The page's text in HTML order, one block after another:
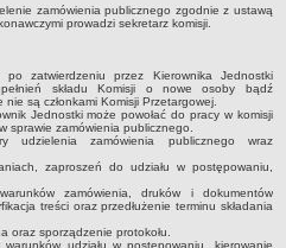
zamówienia publicznego zgodnie z ustawą
prowadzi sekretarz komisji.
zatwierdzeniu przez Kierownika Jednostki
składu Komisji o nowe osoby bądź
są członkami Komisji Przetargowej.
Jednostki może powołać do pracy w komisji
sprawie zamówienia publicznego.
udzielenia zamówienia publicznego wraz
zaproszeń do udziału w postępowaniu,
zamówienia, druków i dokumentów
treści oraz przedłużenie terminu składania
oraz sporządzenie protokołu.
udziału w postępowaniu, kierowanie